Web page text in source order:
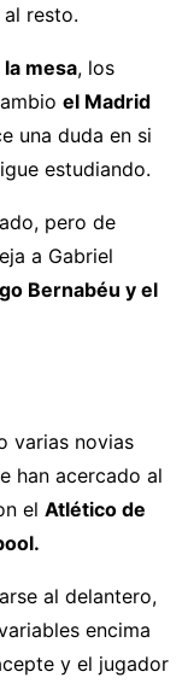
resto.
mesa, los
el Madrid
una duda en si
estudiando.
pero de
a Gabriel
Bernabéu y el
varias novias
han acercado al
el Atlético de
al delantero,
encima
y el jugador